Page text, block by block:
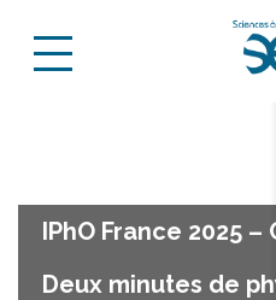
IPhO France 2025
Deux minutes de